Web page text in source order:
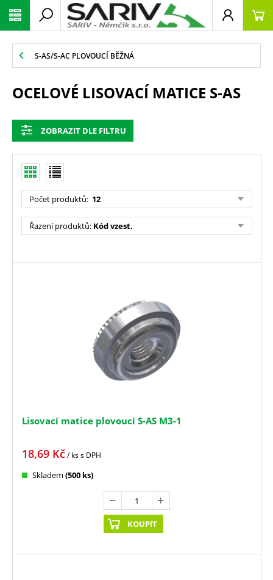
S-AS/S-AC PLOVOUCÍ BĚŽNÁ
OCELOVÉ LISOVACÍ MATICE S-AS
ZOBRAZIT DLE FILTRU
Počet produktů: 12
Řazení produktů: Kód vzest.
Lisovací matice plovoucí S-AS M3-1
18,69 Kč/ kss DPH
Skladem (500 ks)
KOUPIT